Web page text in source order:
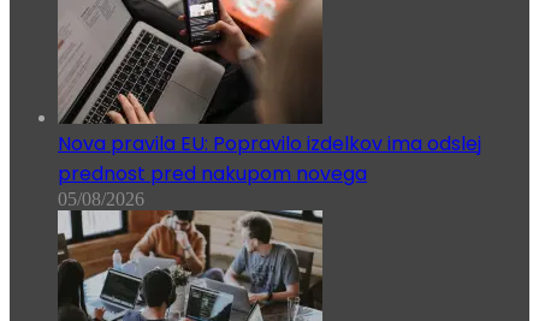
Nova pravila EU: Popravilo izdelkov ima odslej
prednost pred nakupom novega
05/08/2026